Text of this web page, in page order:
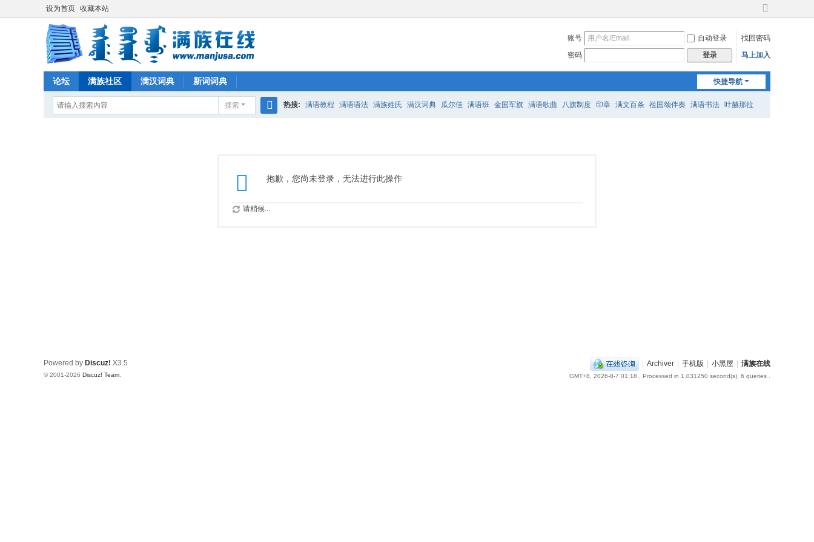
设为首页 收藏本站
切
到
宽
账号 自动登录
找回密码
密码
登录 马上加入
快捷导航
论坛 满族社区 满汉词典 新词词典
搜索 热搜: 满语教程 满语语法 满族姓氏 满汉词典 瓜尔佳 满语班 金国军旗 满语歌曲 八旗制度 印章 满文百条 祖国颂伴奏 满语书法 叶赫那拉
抱歉，您尚未登录，无法进行此操作
请稍候...
| Archiver | 手机版 | 小黑屋 | 满族在线
GMT+8, 2026-8-7 01:18 , Processed in 1.031250 second(s), 6 queries .
Powered by Discuz! X3.5
© 2001-2026 Discuz! Team